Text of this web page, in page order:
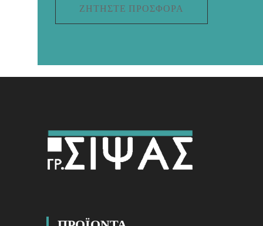
ΖΗΤΉΣΤΕ ΠΡΟΣΦΟΡΆ